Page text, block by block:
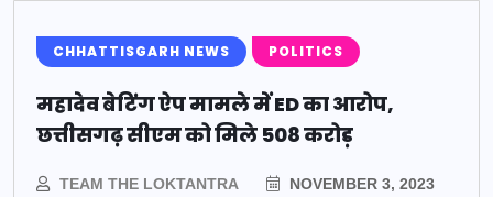
CHHATTISGARH NEWS POLITICS
महादेव बेटिंग ऐप मामले में ED का आरोप,
छत्तीसगढ़ सीएम को मिले 508 करोड़
TEAM THE LOKTANTRA NOVEMBER 3, 2023